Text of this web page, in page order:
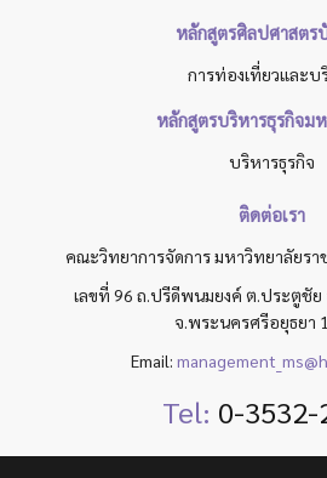
หลักสูตรศิลปศาสต
การท่องเที่ยวและบ
หลักสูตรบริหารธุรกิจ
บริหารธุรกิจ
ติดต่อเรา
คณะวิทยาการจัดการ มหาวิทยาลัยร
เลขที่ 96 ถ.ปรีดีพนมยงค์ ต.ประตูชั
จ.พระนครศรีอยุธยา
Email:
Tel: 0-3532-